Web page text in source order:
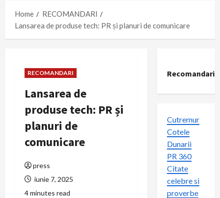
Home
RECOMANDARI
Lansarea de produse tech: PR și planuri de comunicare
RECOMANDARI
Lansarea de
produse tech: PR și
planuri de
comunicare
press
iunie 7, 2025
4 minutes read
Recomandari
Cutremur
Cotele
Dunarii
PR 360
Citate
celebre si
proverbe